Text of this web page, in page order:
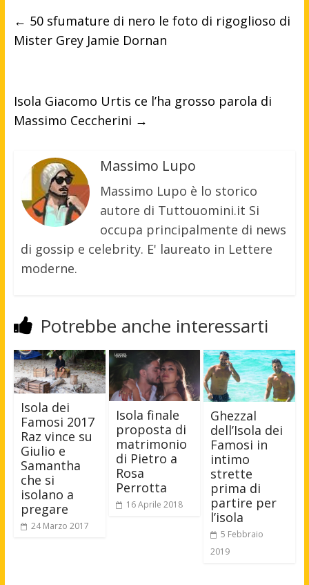
← 50 sfumature di nero le foto di rigoglioso di
Mister Grey Jamie Dornan
Isola Giacomo Urtis ce l’ha grosso parola di
Massimo Ceccherini →
Massimo Lupo
Massimo Lupo è lo storico
autore di Tuttouomini.it Si
occupa principalmente di news
di gossip e celebrity. E' laureato in Lettere
moderne.
Potrebbe anche interessarti
Isola dei
Famosi 2017
Raz vince su
Giulio e
Samantha
che si
isolano a
pregare
24 Marzo 2017
Isola finale
proposta di
matrimonio
di Pietro a
Rosa
Perrotta
16 Aprile 2018
Ghezzal
dell’Isola dei
Famosi in
intimo
strette
prima di
partire per
l’isola
5 Febbraio
2019